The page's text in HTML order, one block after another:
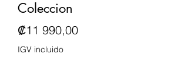
Coleccion
₡11 990,00Precio
IGV incluido